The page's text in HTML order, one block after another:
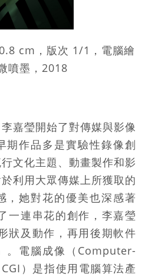
cm，版次 1/1，電腦繪
噴墨，2018
嘉瑩開始了對傳媒與影像
期作品多是實驗性錄像創
文化主題、動畫製作和影
利用大眾傳媒上所獲取的
，她對花的優美也深感著
一連串花的創作，李嘉瑩
狀及動作，再用後期軟件
。電腦成像（Computer-
）是指使用電腦算法產